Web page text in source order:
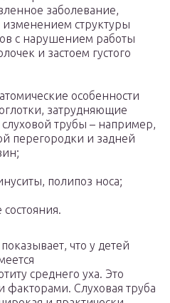
заболевание,
структуры
с нарушением работы
и застоем густого
особенности
затрудняющие
трубы – например,
перегородки и задней
полипоз носа;
что у детей
среднего уха. Это
факторами. Слуховая труба